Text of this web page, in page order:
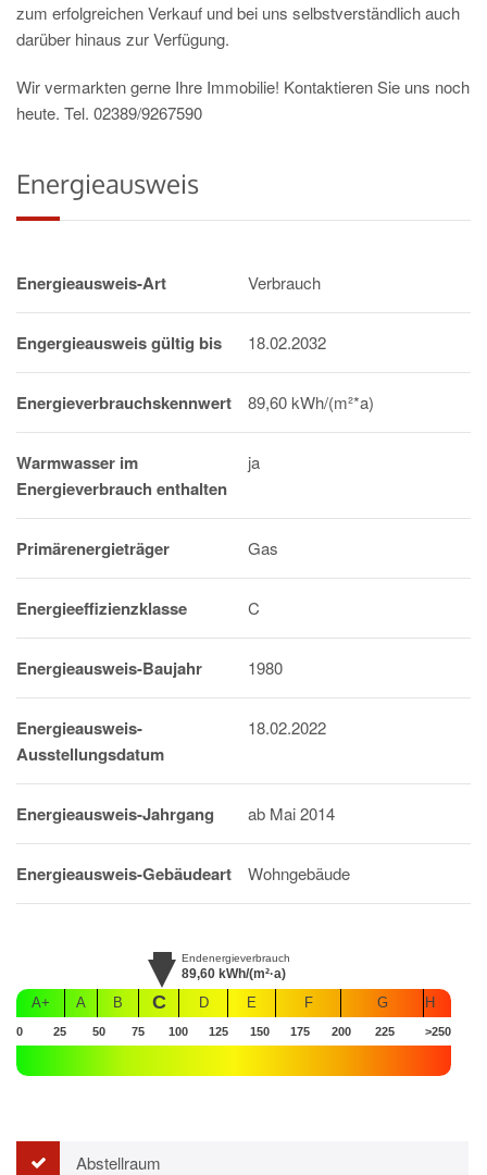
zum erfolgreichen Verkauf und bei uns selbstverständlich auch
darüber hinaus zur Verfügung.
Wir vermarkten gerne Ihre Immobilie! Kontaktieren Sie uns noch
heute. Tel. 02389/9267590
Energieausweis
Energieausweis-Art Verbrauch
Engergieausweis gültig bis 18.02.2032
Energieverbrauchskennwert 89,60 kWh/(m²*a)
Warmwasser im
Energieverbrauch enthalten
ja
Primärenergieträger Gas
Energieeffizienzklasse C
Energieausweis-Baujahr 1980
Energieausweis-
Ausstellungsdatum
18.02.2022
Energieausweis-Jahrgang ab Mai 2014
Energieausweis-Gebäudeart Wohngebäude
Endenergieverbrauch
89,60 kWh/(m²·a)
A+
A B C D E F G H
0 25 50 75 100 125 150 175 200 225 >250
Abstellraum